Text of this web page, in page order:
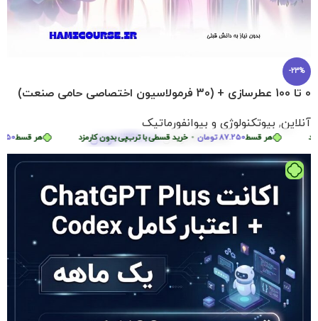
هر قسط هر قسط87.250تومان • خرید قسطی با ترب‌پی بدون کارمزد
-23%
0 تا 100 عطرسازی + (30 فرمولاسیون اختصاصی حامی صنعت)
آنلاین, بیوتکنولوژی و بیوانفورماتیک
455.000 تومان 349.000 تومان